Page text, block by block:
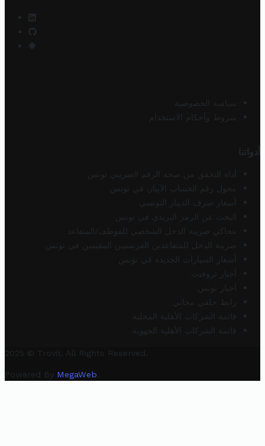
سياسة الخصوصية
شروط وأحكام الاستخدام
أدواتنا
أداة التحقق من صحة الرقم الضريبي تونس
محول رقم الحساب الآيبان في تونس
أسعار صرف الدينار التونسي
البحث عن الرمز البريدي في تونس
محاكي ضريبة الدخل الشخصي للموظف/المتقاعد
ضريبة الدخل للمتقاعدين الفرنسيين المقيمين في تونس
أسعار السيارات الجديدة في تونس
أخبار تروفيت
أخبار تونس
رابط خلفي مجاني
قائمة الشركات الأهلية المحلية
قائمة الشركات الأهلية الجهوية
2025 © Trovit. All Rights Reserved.
Powered By MegaWeb